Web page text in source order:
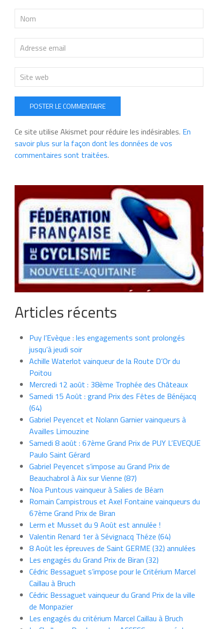
POSTER LE COMMENTAIRE
Ce site utilise Akismet pour réduire les indésirables. En
savoir plus sur la façon dont les données de vos
commentaires sont traitées.
Articles récents
Puy l’Evèque : les engagements sont prolongés
jusqu’à jeudi soir
Achille Waterlot vainqueur de la Route D’Or du
Poitou
Mercredi 12 août : 38ème Trophée des Châteaux
Samedi 15 Août : grand Prix des Fêtes de Bénéjacq
(64)
Gabriel Peyencet et Nolann Garnier vainqueurs à
Availles Limouzine
Samedi 8 août : 67ème Grand Prix de PUY L’EVEQUE
Paulo Saint Gérard
Gabriel Peyencet s’impose au Grand Prix de
Beauchabrol à Aix sur Vienne (87)
Noa Puntous vainqueur à Salies de Béarn
Romain Campistrous et Axel Fontaine vainqueurs du
67ème Grand Prix de Biran
Lerm et Musset du 9 Août est annulée !
Valentin Renard 1er à Sévignacq Théze (64)
8 Août les épreuves de Saint GERME (32) annulées
Les engagés du Grand Prix de Biran (32)
Cédric Bessaguet s’impose pour le Critérium Marcel
Caillau à Bruch
Cédric Bessaguet vainqueur du Grand Prix de la ville
de Monpazier
Les engagés du critérium Marcel Caillau à Bruch